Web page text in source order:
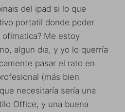
del ipad si lo que
portatil donde poder
Me estoy
algun dia, y yo lo querría
pasar el rato en
(más bien
necesitaría sería una
Office, y una buena